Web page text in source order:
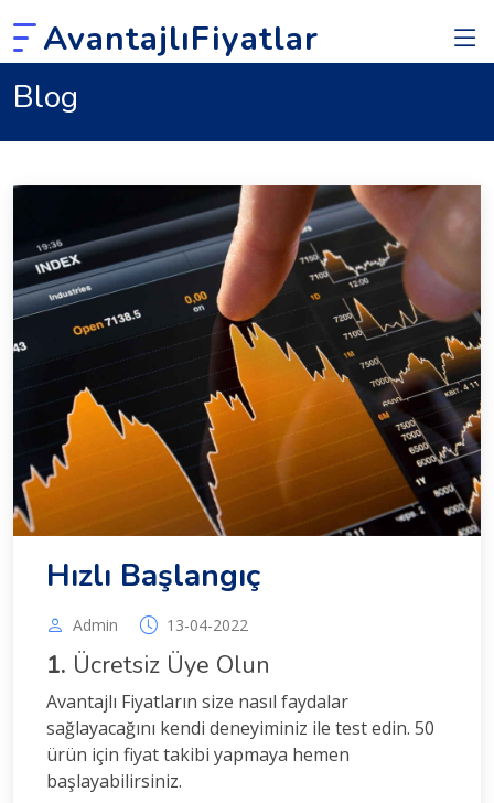
AvantajlıFiyatlar
Blog
Hızlı Başlangıç
Admin 13-04-2022
1. Ücretsiz Üye Olun
Avantajlı Fiyatların size nasıl faydalar
sağlayacağını kendi deneyiminiz ile test edin. 50
ürün için fiyat takibi yapmaya hemen
başlayabilirsiniz.